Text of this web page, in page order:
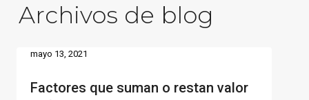
Archivos de blog
Factores que suman o restan valor
mayo 13, 2021